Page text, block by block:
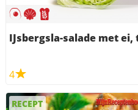
IJsbergsla-salade met
4
RECEPT